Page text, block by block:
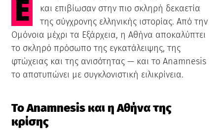
Είναι μια κραυγή για όσους έζησαν, πάλεψαν
και επιβίωσαν στην πιο σκληρή δεκαετία
της σύγχρονης ελληνικής ιστορίας. Από την
Ομόνοια μέχρι τα Εξάρχεια, η Αθήνα αποκαλύπτει
το σκληρό πρόσωπο της εγκατάλειψης, της
φτώχειας και της ανισότητας — και το Anamnesis
το αποτυπώνει με συγκλονιστική ειλικρίνεια.
Το Anamnesis και η Αθήνα της
κρίσης